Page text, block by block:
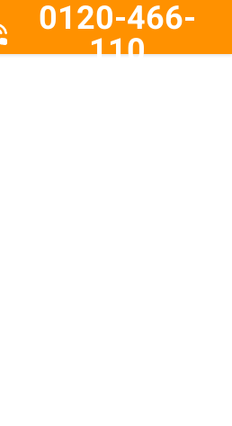
0120-466-
110